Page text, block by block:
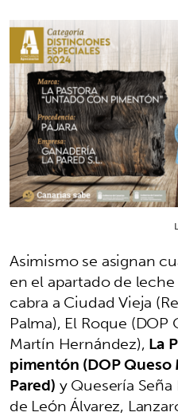
Asimismo se asignan
en el apartado de
cabra a Ciudad Vieja
Palma), El Roque
Martín Hernández),La
pimentón (DOP Queso
Pared)y Quesería
de León Álvarez,